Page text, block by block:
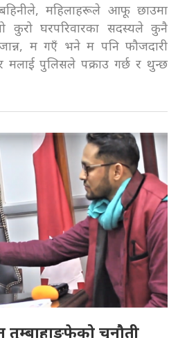
महिलाहरूले आफू छाउमा
कुरो घरपरिवारका सदस्यले कुनै
म गएँ भने म पनि फौजदारी
मलाई पुलिसले पक्राउ गर्छ र थुन्छ
चुनौती